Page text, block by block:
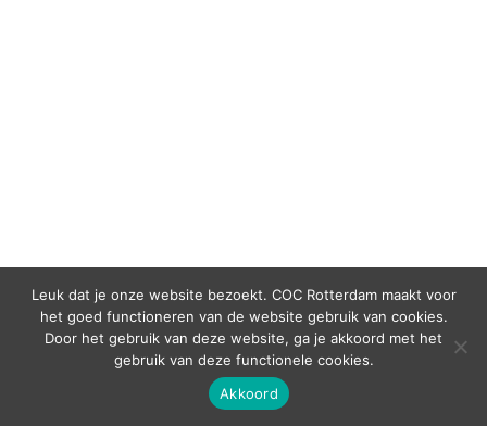
Leuk dat je onze website bezoekt. COC Rotterdam maakt voor
het goed functioneren van de website gebruik van cookies.
Door het gebruik van deze website, ga je akkoord met het
gebruik van deze functionele cookies.
Akkoord